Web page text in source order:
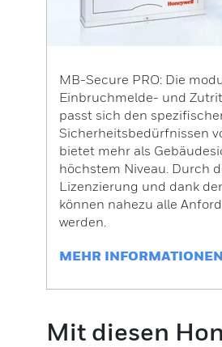
MB-Secure PRO: Die
Einbruchmelde- und
passt sich den
Sicherheitsbedürfnissen
bietet mehr als
höchstem Niveau. Durch
Lizenzierung und dank
können nahezu alle
werden.
MEHR INFORMATIONEN
Mit diesen